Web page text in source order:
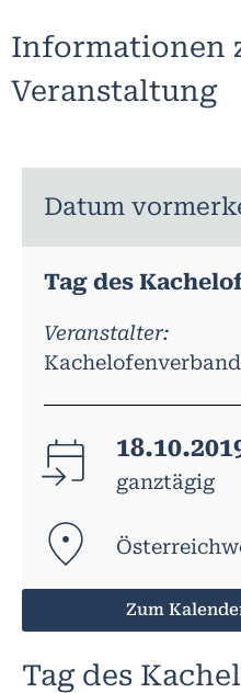
Informationen
Veranstaltung
Datum
Tag des
Veranstalter:
ganztägig
Zum
Tag des